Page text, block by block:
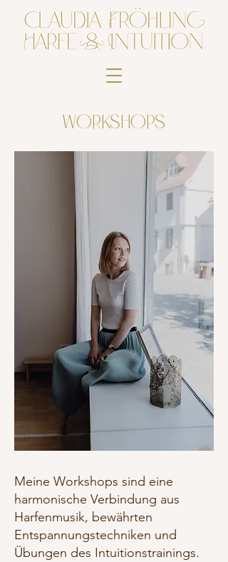
Workshops
Meine Workshops sind eine
harmonische Verbindung aus
Harfenmusik, bewährten
Entspannungstechniken und
Übungen des Intuitionstrainings.